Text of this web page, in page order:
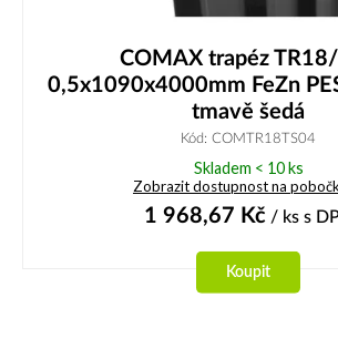
COMAX trapéz
0,5x1090x4000mm FeZn
tmavě šedá
Kód: COMTR18TS04
Skladem < 10 ks
Zobrazit dostupnost na
1 968,67 Kč/ ks s
Koupit